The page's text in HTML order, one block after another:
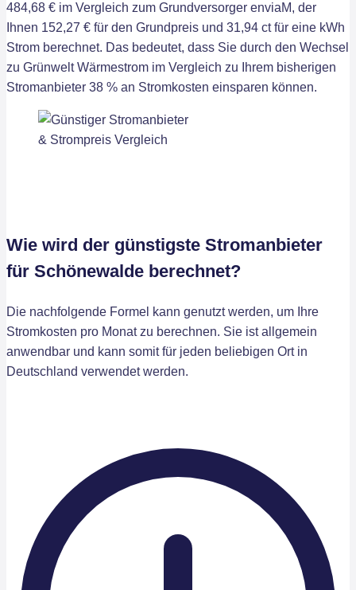
484,68 € im Vergleich zum Grundversorger enviaM, der
Ihnen 152,27 € für den Grundpreis und 31,94 ct für eine kWh
Strom berechnet. Das bedeutet, dass Sie durch den Wechsel
zu Grünwelt Wärmestrom im Vergleich zu Ihrem bisherigen
Stromanbieter 38 % an Stromkosten einsparen können.
Wie wird der günstigste Stromanbieter
für Schönewalde berechnet?
Die nachfolgende Formel kann genutzt werden, um Ihre
Stromkosten pro Monat zu berechnen. Sie ist allgemein
anwendbar und kann somit für jeden beliebigen Ort in
Deutschland verwendet werden.